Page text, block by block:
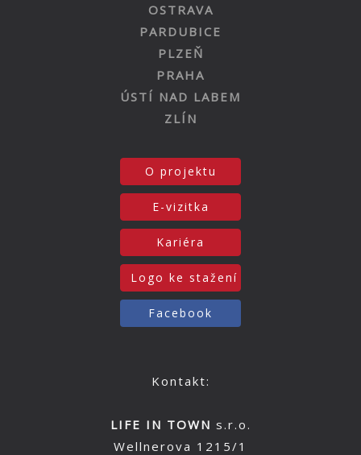
OSTRAVA
PARDUBICE
PLZEŇ
PRAHA
ÚSTÍ NAD LABEM
ZLÍN
O projektu
E-vizitka
Kariéra
Logo ke stažení
Facebook
Kontakt:
LIFE IN TOWN s.r.o.
Wellnerova 1215/1